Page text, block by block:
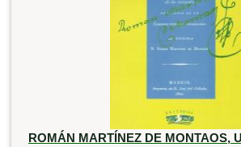
ROMÁN MARTÍNEZ DE MONTAOS,